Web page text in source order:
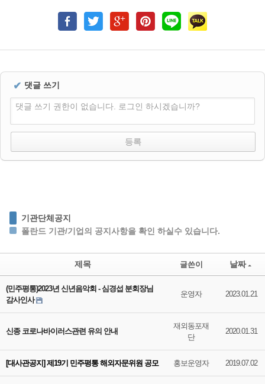
✔ 댓글 쓰기
댓글 쓰기 권한이 없습니다. 로그인 하시겠습니까?
기관단체공지
폴란드 기관/기업의 공지사항을 확인 하실수 있습니다.
제목 글쓴이 날짜
(민주평통)2023년 신년음악회 - 심경섭 분회장님
감사인사
운영자 2023.01.21
신종 코로나바이러스관련 유의 안내
재외동포재
단
2020.01.31
[대사관공지] 제19기 민주평통 해외자문위원 공모 홍보운영자 2019.07.02